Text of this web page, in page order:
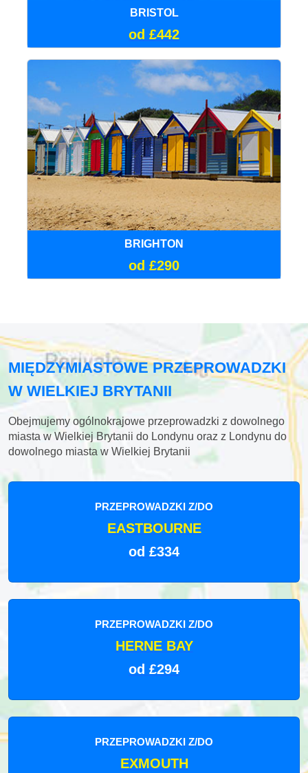
BRISTOL
od £442
BRIGHTON
od £290
MIĘDZYMIASTOWE PRZEPROWADZKI
W WIELKIEJ BRYTANII
Obejmujemy ogólnokrajowe przeprowadzki z dowolnego
miasta w Wielkiej Brytanii do Londynu oraz z Londynu do
dowolnego miasta w Wielkiej Brytanii
PRZEPROWADZKI Z/DO
EASTBOURNE
od £334
PRZEPROWADZKI Z/DO
HERNE BAY
od £294
PRZEPROWADZKI Z/DO
EXMOUTH